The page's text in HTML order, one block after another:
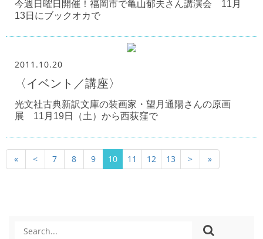
今週日曜日開催！福岡市で亀山郁夫さん講演会 11月
13日にブックオカで
2011.10.20
〈イベント／講座〉
光文社古典新訳文庫の装画家・望月通陽さんの原画
展 11月19日（土）から西荻窪で
« < 7 8 9 10 11 12 13 > »